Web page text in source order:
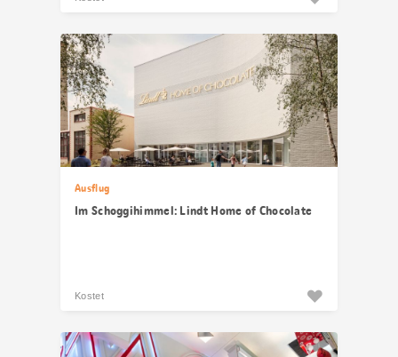
Ausflug
Im Schoggihimmel: Lindt Home of Chocolate
Kostet